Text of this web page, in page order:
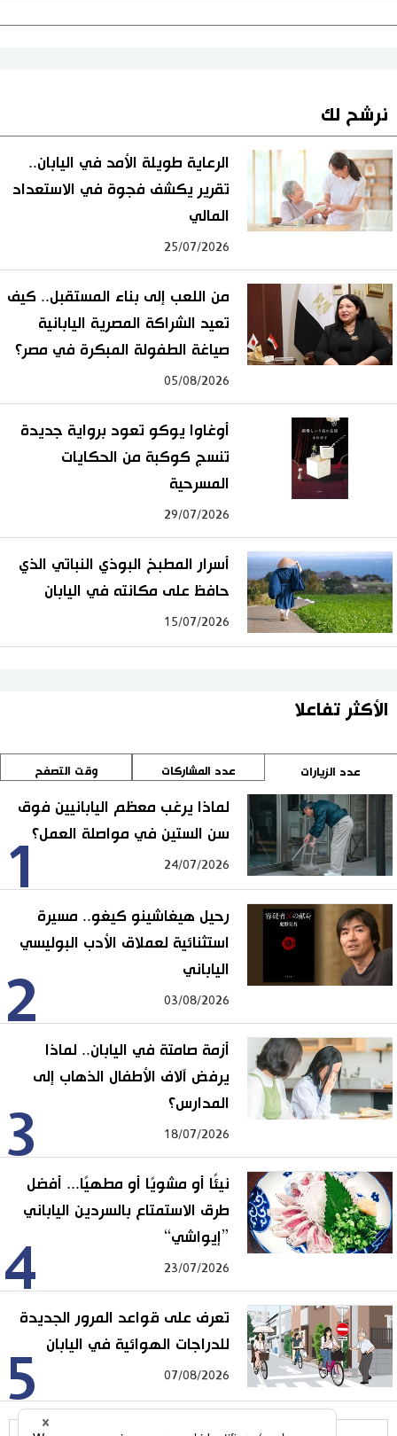
نرشح لك
الرعاية طويلة الأمد في اليابان..
تقرير يكشف فجوة في الاستعداد
المالي
25/07/2026
من اللعب إلى بناء المستقبل.. كيف
تعيد الشراكة المصرية اليابانية
صياغة الطفولة المبكرة في مصر؟
05/08/2026
أوغاوا يوكو تعود برواية جديدة
تنسج كوكبة من الحكايات
المسرحية
29/07/2026
أسرار المطبخ البوذي النباتي الذي
حافظ على مكانته في اليابان
15/07/2026
الأكثر تفاعلا
عدد الزيارات عدد المشاركات وقت التصفح
1
لماذا يرغب معظم اليابانيين فوق
سن الستين في مواصلة العمل؟
24/07/2026
2
رحيل هيغاشينو كيغو.. مسيرة
استثنائية لعملاق الأدب البوليسي
الياباني
03/08/2026
3
أزمة صامتة في اليابان.. لماذا
يرفض آلاف الأطفال الذهاب إلى
المدارس؟
18/07/2026
4
نيئًا أو مشويًا أو مطهيًا... أفضل
طرق الاستمتاع بالسردين الياباني
”إيواشي“
23/07/2026
5
تعرف على قواعد المرور الجديدة
للدراجات الهوائية في اليابان
07/08/2026